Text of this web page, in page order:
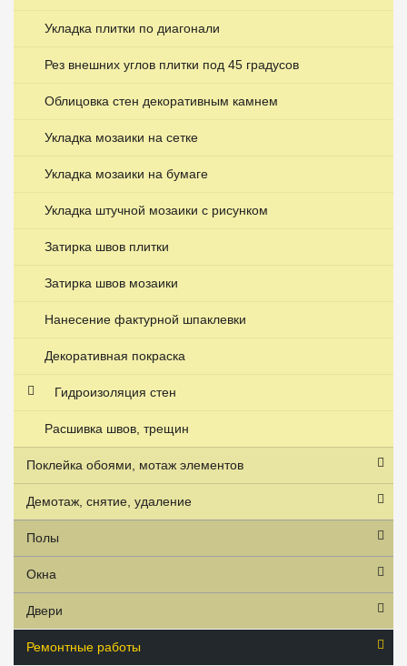
Укладка плитки по диагонали
Рез внешних углов плитки под 45 градусов
Облицовка стен декоративным камнем
Укладка мозаики на сетке
Укладка мозаики на бумаге
Укладка штучной мозаики с рисунком
Затирка швов плитки
Затирка швов мозаики
Нанесение фактурной шпаклевки
Декоративная покраска
Гидроизоляция стен
Расшивка швов, трещин
Поклейка обоями, мотаж элементов
Демотаж, снятие, удаление
Полы
Окна
Двери
Ремонтные работы